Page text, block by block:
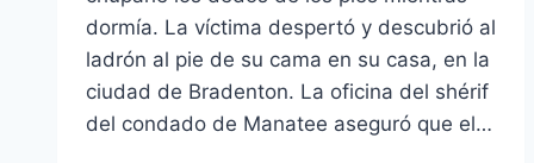
dormía. La víctima despertó y descubrió al
ladrón al pie de su cama en su casa, en la
ciudad de Bradenton. La oficina del shérif
del condado de Manatee aseguró que el…